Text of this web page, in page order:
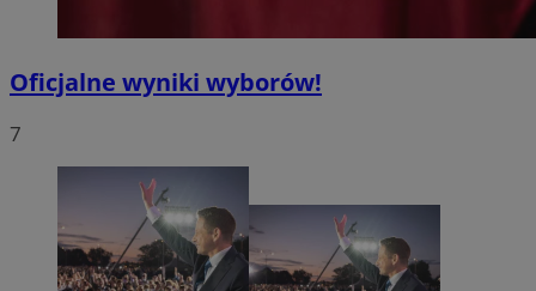
Oficjalne wyniki wyborów!
7